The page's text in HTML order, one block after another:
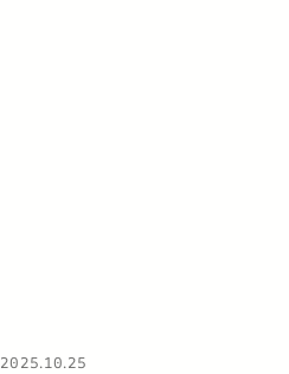
2025.10.25